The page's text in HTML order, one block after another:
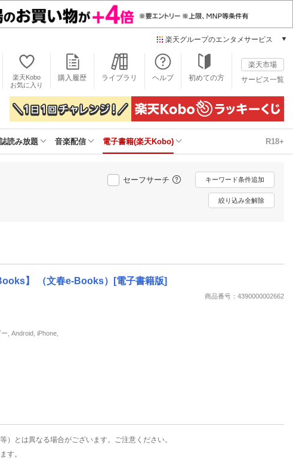
楽天グループのエンタメサービス
本/ゲーム/CD/DVD
楽天ブックス
電子書籍
楽天Kobo
雑誌読み放題
楽天ミュージック
動画配信
楽天TV
動画配信ガイド
推し楽
楽天Kobo
お気に入り
購入履歴 ライブラリ ヘルプ 初めての方
楽天市場
サービス一覧
読み放題 音楽配信 電子書籍(楽天Kobo) R18+
セーフサーチ キーワード条件追加
絞り込み全解除
】 （文春e-Books）[電子書籍版]
商品番号：4390000002662
, Android, iPhone,
とは異なる場合がございます。ご注意ください。
す。